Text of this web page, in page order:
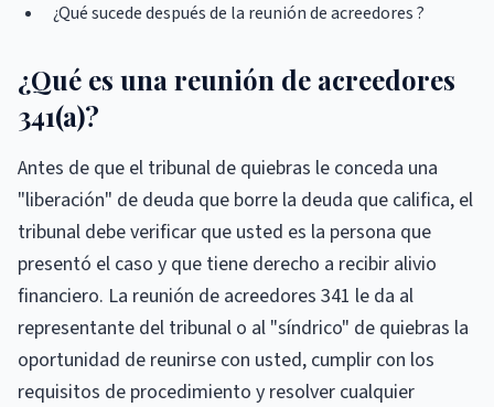
¿Qué sucede después de la reunión de acreedores ?
¿Qué es una reunión de acreedores
341(a)?
Antes de que el tribunal de quiebras le conceda una
"liberación" de deuda que borre la deuda que califica, el
tribunal debe verificar que usted es la persona que
presentó el caso y que tiene derecho a recibir alivio
financiero. La reunión de acreedores 341 le da al
representante del tribunal o al "síndrico" de quiebras la
oportunidad de reunirse con usted, cumplir con los
requisitos de procedimiento y resolver cualquier